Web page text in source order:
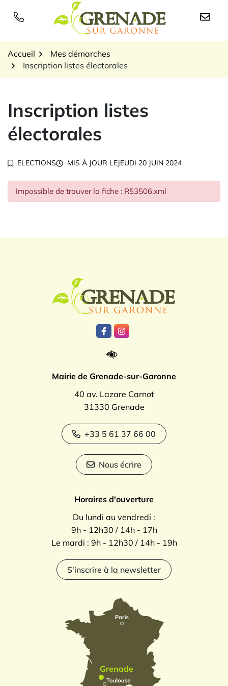
Logo Grenade sur
Accueil
Mes démarches
Inscription listes électorales
Inscription listes
électorales
ELECTIONS MIS À JOUR LEJEUDI 20 JUIN 2024
Impossible de trouver la fiche : R53506.xml
Lien vers le compte Facebook
Lien vers le compte
Mairie de Grenade-sur-Garonne
40 av. Lazare Carnot
31330 Grenade
+33 5 61 37 66 00
Nous écrire
Horaires d'ouverture
Du lundi au vendredi :
9h - 12h30 / 14h - 17h
Le mardi : 9h - 12h30 / 14h - 19h
S'inscrire à la newsletter